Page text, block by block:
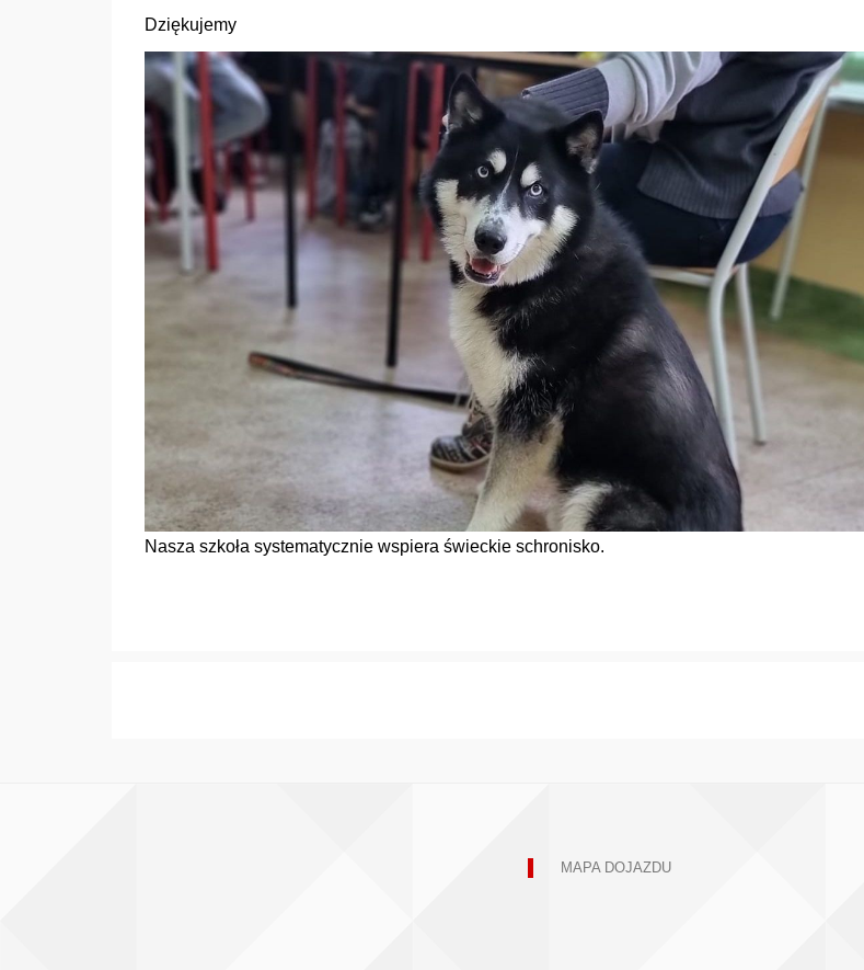
Dziękujemy
Nasza szkoła systematycznie wspiera świeckie schronisko.
MAPA DOJAZDU